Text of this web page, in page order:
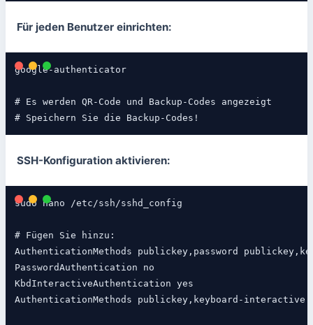
Für jeden Benutzer einrichten:
google-authenticator
# Es werden QR-Code und Backup-Codes angezeigt
# Speichern Sie die Backup-Codes!
SSH-Konfiguration aktivieren:
sudo nano /etc/ssh/sshd_config
# Fügen Sie hinzu:
AuthenticationMethods publickey,password
PasswordAuthentication no
KbdInteractiveAuthentication yes
AuthenticationMethods publickey,keyboard-